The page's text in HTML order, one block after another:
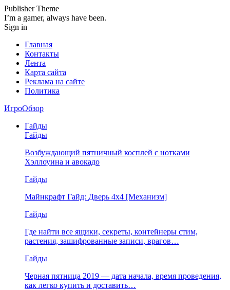
Publisher Theme
I’m a gamer, always have been.
Sign in
Главная
Контакты
Лента
Карта сайта
Реклама на сайте
Политика
ИгроОбзор
Гайды
Гайды
Возбуждающий пятничный косплей с нотками
Хэллоуина и авокадо
Гайды
Майнкрафт Гайд: Дверь 4х4 [Механизм]
Гайды
Где найти все ящики, секреты, контейнеры стим,
растения, зашифрованные записи, врагов…
Гайды
Черная пятница 2019 — дата начала, время проведения,
как легко купить и доставить…